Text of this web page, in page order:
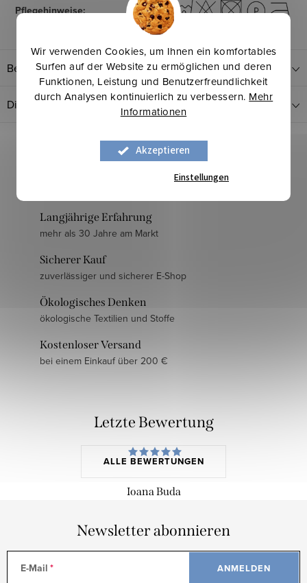
Wir verwenden Cookies, um Ihnen ein komfortables
Surfen auf der Website zu ermöglichen und deren
Funktionen, Leistung und Benutzerfreundlichkeit
durch Analysen kontinuierlich zu verbessern. Mehr
Informationen
Akzeptieren
Einstellungen
Pflegehinweise:
Bewertung
Diskussion
Langjährige Erfahrung
mehr als 30 Jahre am Markt
Sicherer Kauf
zuverlässiger und sicherer E-Shop
Ökologisches Denken
ökologische Textilien und Stoffe
Kostenloser Versand
bei einem Einkauf über 200 €
Letzte Bewertung
ALLE BEWERTUNGEN
Ioana Buda
Newsletter abonnieren
E-Mail ANMELDEN